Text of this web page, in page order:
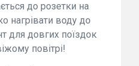
до розетки на
нагрівати воду до
для довгих поїздок
повітрі!